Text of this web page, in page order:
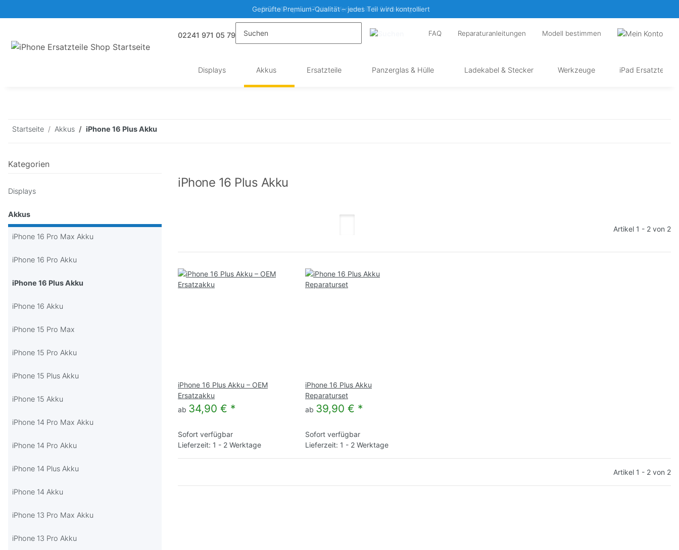
Geprüfte Premium-Qualität – jedes Teil wird kontrolliert
02241 971 05 79 FAQ Reparaturanleitungen Modell bestimmen
Displays Akkus Ersatzteile Panzerglas & Hülle Ladekabel & Stecker Werkzeuge iPad Ersatzteile
Startseite Akkus iPhone 16 Plus Akku
iPhone 16 Plus Akku
Artikel 1 - 2 von 2
iPhone 16 Plus Akku – OEM
Ersatzakku
ab 34,90 € *
Sofort verfügbar
Lieferzeit: 1 - 2 Werktage
iPhone 16 Plus Akku
Reparaturset
ab 39,90 € *
Sofort verfügbar
Lieferzeit: 1 - 2 Werktage
Artikel 1 - 2 von 2
Kategorien
Displays
Akkus
iPhone 16 Pro Max Akku
iPhone 16 Pro Akku
iPhone 16 Plus Akku
iPhone 16 Akku
iPhone 15 Pro Max
iPhone 15 Pro Akku
iPhone 15 Plus Akku
iPhone 15 Akku
iPhone 14 Pro Max Akku
iPhone 14 Pro Akku
iPhone 14 Plus Akku
iPhone 14 Akku
iPhone 13 Pro Max Akku
iPhone 13 Pro Akku